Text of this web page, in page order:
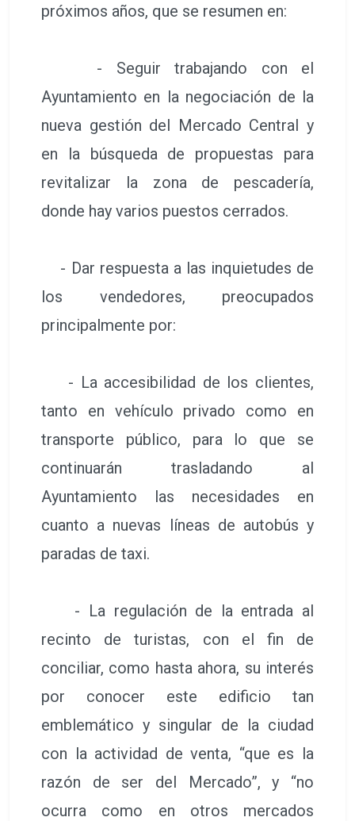
próximos años, que se resumen en:
- Seguir trabajando con el
Ayuntamiento en la negociación de la
nueva gestión del Mercado Central y
en la búsqueda de propuestas para
revitalizar la zona de pescadería,
donde hay varios puestos cerrados.
- Dar respuesta a las inquietudes de
los vendedores, preocupados
principalmente por:
- La accesibilidad de los clientes,
tanto en vehículo privado como en
transporte público, para lo que se
continuarán trasladando al
Ayuntamiento las necesidades en
cuanto a nuevas líneas de autobús y
paradas de taxi.
- La regulación de la entrada al
recinto de turistas, con el fin de
conciliar, como hasta ahora, su interés
por conocer este edificio tan
emblemático y singular de la ciudad
con la actividad de venta, “que es la
razón de ser del Mercado”, y “no
ocurra como en otros mercados